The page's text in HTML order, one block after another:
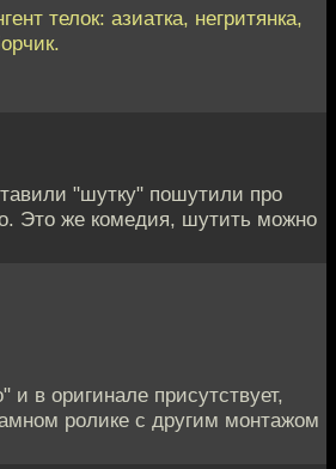
телок: азиатка, негритянка,
"шутку" пошутили про
Это же комедия, шутить можно
и в оригинале присутствует,
ролике с другим монтажом